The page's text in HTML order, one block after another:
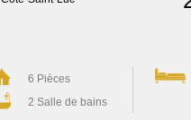
6 Pièces
2 Salle de bains